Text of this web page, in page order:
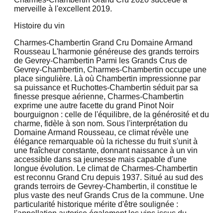
merveille à l'excellent 2019.
Histoire du vin
Charmes-Chambertin Grand Cru Domaine Armand
Rousseau L'harmonie généreuse des grands terroirs
de Gevrey-Chambertin Parmi les Grands Crus de
Gevrey-Chambertin, Charmes-Chambertin occupe une
place singulière. Là où Chambertin impressionne par
sa puissance et Ruchottes-Chambertin séduit par sa
finesse presque aérienne, Charmes-Chambertin
exprime une autre facette du grand Pinot Noir
bourguignon : celle de l'équilibre, de la générosité et du
charme, fidèle à son nom. Sous l'interprétation du
Domaine Armand Rousseau, ce climat révèle une
élégance remarquable où la richesse du fruit s'unit à
une fraîcheur constante, donnant naissance à un vin
accessible dans sa jeunesse mais capable d'une
longue évolution. Le climat de Charmes-Chambertin
est reconnu Grand Cru depuis 1937. Situé au sud des
grands terroirs de Gevrey-Chambertin, il constitue le
plus vaste des neuf Grands Crus de la commune. Une
particularité historique mérite d'être soulignée :